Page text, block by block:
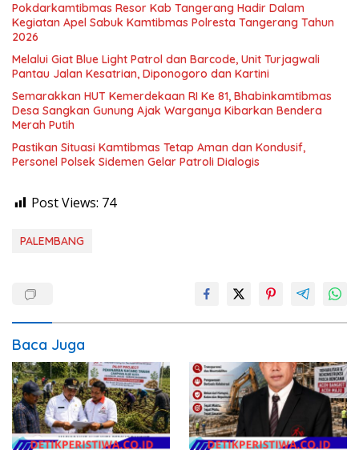
Pokdarkamtibmas Resor Kab Tangerang Hadir Dalam
Kegiatan Apel Sabuk Kamtibmas Polresta Tangerang Tahun
2026
Melalui Giat Blue Light Patrol dan Barcode, Unit Turjagwali
Pantau Jalan Kesatrian, Diponogoro dan Kartini
Semarakkan HUT Kemerdekaan RI Ke 81, Bhabinkamtibmas
Desa Sangkan Gunung Ajak Warganya Kibarkan Bendera
Merah Putih
Pastikan Situasi Kamtibmas Tetap Aman dan Kondusif,
Personel Polsek Sidemen Gelar Patroli Dialogis
Post Views: 74
PALEMBANG
Baca Juga